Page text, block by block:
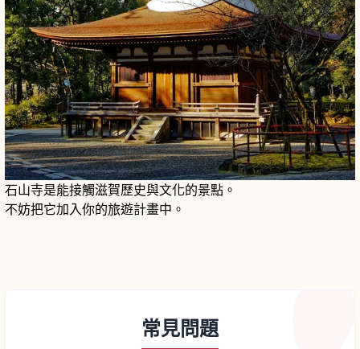
石山寺是能接觸滋賀歷史與文化的景點。
不妨把它加入你的旅遊計畫中。
常見問題